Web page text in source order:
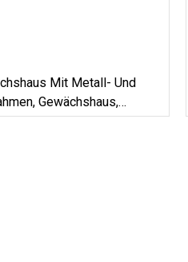
Mit Metall- Und
Gewächshaus,
Gewächshaus,